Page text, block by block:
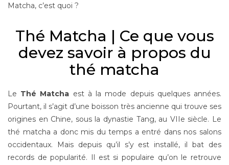
Matcha, c’est quoi ?
Thé Matcha | Ce que vous
devez savoir à propos du
thé matcha
Le Thé Matcha est à la mode depuis quelques années.
Pourtant, il s’agit d’une boisson très ancienne qui trouve ses
origines en Chine, sous la dynastie Tang, au VIIe siècle. Le
thé matcha a donc mis du temps a entré dans nos salons
occidentaux. Mais depuis qu’il s’y est installé, il bat des
records de popularité. Il est si populaire qu’on le retrouve